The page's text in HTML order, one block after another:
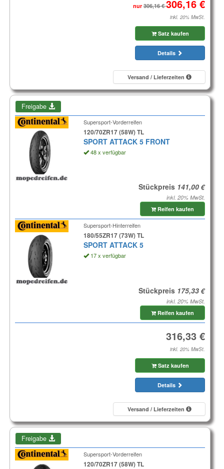
nur
inkl. 20% MwSt.
Satz kaufen
Details
Versand / Lieferzeiten
Freigabe
Supersport-Vorderreifen
120/70ZR17 (58W) TL
SPORT ATTACK 5 FRONT
48 x verfügbar
Stückpreis
inkl. 20% MwSt.
Reifen kaufen
Supersport-Hinterreifen
180/55ZR17 (73W) TL
SPORT ATTACK 5
17 x verfügbar
Stückpreis
inkl. 20% MwSt.
Reifen kaufen
inkl. 20% MwSt.
Satz kaufen
Details
Versand / Lieferzeiten
Freigabe
Supersport-Vorderreifen
120/70ZR17 (58W) TL